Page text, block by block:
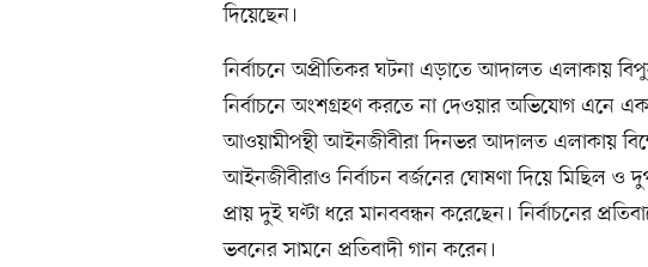
দিয়েছেন।
নির্বাচনে অপ্রীতিকর ঘটনা এড়াতে আদালত এলাকায়
নির্বাচনে অংশগ্রহণ করতে না দেওয়ার অভিযোগ এনে
আওয়ামীপন্থী আইনজীবীরা দিনভর আদালত এলাকায়
আইনজীবীরাও নির্বাচন বর্জনের ঘোষণা দিয়ে মিছিল ও
প্রায় দুই ঘণ্টা ধরে মানববন্ধন করেছেন। নির্বাচনের
ভবনের সামনে প্রতিবাদী গান করেন।